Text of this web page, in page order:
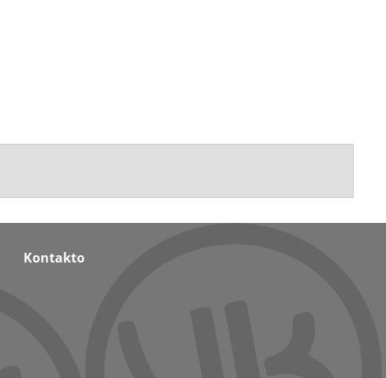
Kontakto